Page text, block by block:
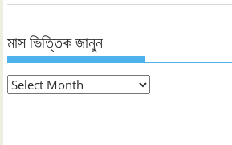
মাস ভিত্তিক জানুন
মাস